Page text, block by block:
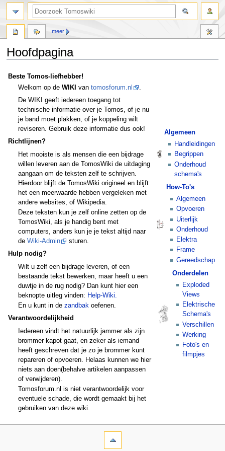
Hoofdpagina
Naar
springen
Naar
springen
Beste Tomos-liefhebber!
Welkom op de WIKI van tomosforum.nl
De WIKI geeft iedereen toegang tot
technische informatie over je Tomos, of je nu
je band moet plakken, of je koppeling wilt
reviseren. Gebruik deze informatie dus ook!
Richtlijnen?
Het mooiste is als mensen die een bijdrage
willen leveren aan de TomosWiki de uitdaging
aangaan om de teksten zelf te schrijven.
Hierdoor blijft de TomosWiki origineel en blijft
het een meerwaarde hebben vergeleken met
andere websites, of Wikipedia.
Deze teksten kun je zelf online zetten op de
TomosWiki, als je handig bent met
computers, anders kun je je tekst altijd naar
de Wiki-Admin
sturen.
Hulp nodig?
Wilt u zelf een bijdrage leveren, of een
bestaande tekst bewerken, maar heeft u een
duwtje in de rug nodig? Dan kunt hier een
beknopte uitleg vinden: Help-Wiki.
En u kunt in de zandbak oefenen.
Verantwoordelijkheid
Iedereen vindt het natuurlijk jammer als zijn
brommer kapot gaat, en zeker als iemand
heeft geschreven dat je zo je brommer kunt
repareren of opvoeren. Helaas kunnen we hier
niets aan doen(behalve artikelen aanpassen
of verwijderen).
Tomosforum.nl is niet verantwoordelijk voor
eventuele schade, die wordt gemaakt bij het
gebruiken van deze wiki.
Algemeen
Handleidingen
Begrippen
Onderhoud
schema's
How-To's
Algemeen
Opvoeren
Uiterlijk
Onderhoud
Elektra
Frame
Gereedschap
Onderdelen
Exploded
Views
Elektrische
Schema's
Verschillen
Werking
Foto's en
filmpjes
meer